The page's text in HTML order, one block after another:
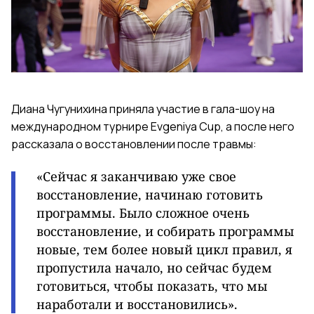
Диана Чугунихина приняла участие в гала-шоу на
международном турнире Evgeniya Cup, а после него
рассказала о восстановлении после травмы:
«Сейчас я заканчиваю уже свое
восстановление, начинаю готовить
программы. Было сложное очень
восстановление, и собирать программы
новые, тем более новый цикл правил, я
пропустила начало, но сейчас будем
готовиться, чтобы показать, что мы
наработали и восстановились».